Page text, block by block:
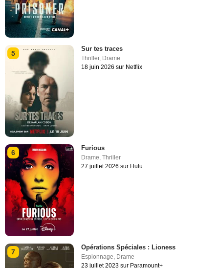
5
Sur tes traces
Thriller, Drame
18 juin 2026 sur Netflix
6
Furious
Drame,Thriller
27 juillet 2026 sur Hulu
7
Opérations Spéciales : Lioness
Espionnage, Drame
23 juillet 2023 sur Paramount+